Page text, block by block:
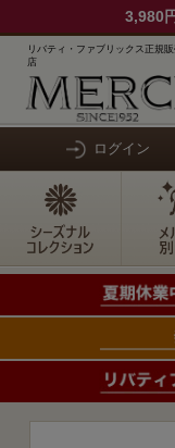
3,980
リバティ・ファブリックス正規
店
ログイン